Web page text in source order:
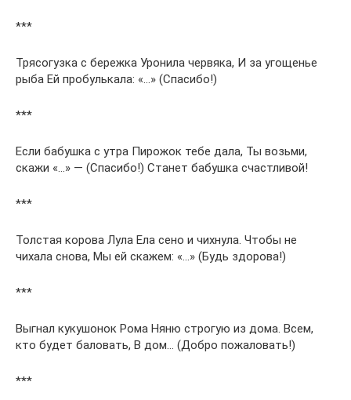
***
Трясогузка с бережка Уронила червяка, И за угощенье
рыба Ей пробулькала: «…» (Спасибо!)
***
Если бабушка с утра Пирожок тебе дала, Ты возьми,
скажи «…» — (Спасибо!) Станет бабушка счастливой!
***
Толстая корова Лула Ела сено и чихнула. Чтобы не
чихала снова, Мы ей скажем: «…» (Будь здорова!)
***
Выгнал кукушонок Рома Няню строгую из дома. Всем,
кто будет баловать, В дом… (Добро пожаловать!)
***